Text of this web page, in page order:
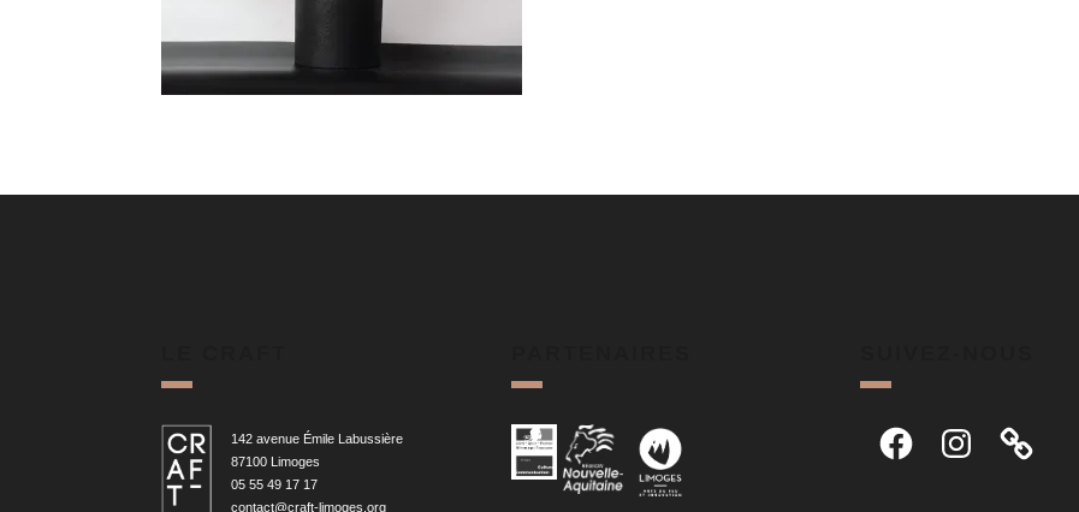
142 avenue Émile Labussière
87100 Limoges
05 55 49 17 17
contact@craft-limoges.org
FacebookInstagram